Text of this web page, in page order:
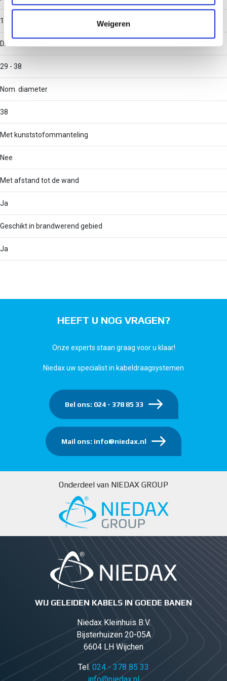
verzameld op basis van uw gebruik van hun services.
Weigeren
1
Diameter
29 - 38
Nom. diameter
38
Met kunststofommanteling
Nee
Met afstand tot de wand
Ja
Geschikt in brandwerend gebied
Ja
HEEFT U NOG VRAGEN?
Onze experts staan graag voor u klaar!
Niedax uw specialist in kabeldraagsystemen
Bel ons: 024 - 378 85 33
Mail ons: info@niedax.nl
Onderdeel van NIEDAX GROUP
WIJ GELEIDEN KABELS IN GOEDE BANEN
Niedax Kleinhuis B.V.
Bijsterhuizen 20-05A
6604 LH Wijchen
Tel. 024 - 378 85 33